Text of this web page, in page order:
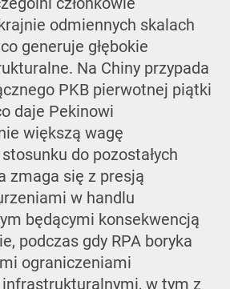
odmiennych skalach
generuje głębokie
Na Chiny przypada
PKB pierwotnej piątki
daje Pekinowi
większą wagę
do pozostałych
zmaga się z presją
w handlu
będącymi konsekwencją
podczas gdy RPA boryka
ograniczeniami
w tym z